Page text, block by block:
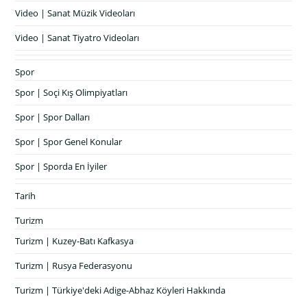
Video | Sanat Müzik Videoları
Video | Sanat Tiyatro Videoları
Spor
Spor | Soçi Kış Olimpiyatları
Spor | Spor Dalları
Spor | Spor Genel Konular
Spor | Sporda En İyiler
Tarih
Turizm
Turizm | Kuzey-Batı Kafkasya
Turizm | Rusya Federasyonu
Turizm | Türkiye'deki Adige-Abhaz Köyleri Hakkında